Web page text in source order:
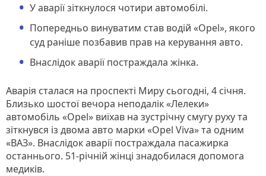
У аварії зіткнулося чотири автомобілі.
Попередньо винуватим став водій «Opel», якого
суд раніше позбавив прав на керування авто.
Внаслідок аварії постраждала жінка.
Аварія сталася на проспекті Миру сьогодні, 4 січня.
Близько шостої вечора неподалік «Лелеки»
автомобіль «Opel» виїхав на зустрічну смугу руху та
зіткнувся із двома авто марки «Opel Viva» та одним
«ВАЗ». Внаслідок аварії постраждала пасажирка
останнього. 51-річній жінці знадобилася допомога
медиків.